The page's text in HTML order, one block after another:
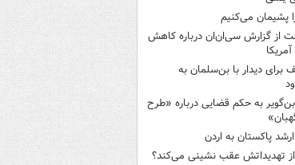
پشیمان می‌کنیم
گزارش سی‌ان‌ان درباره کاهش
برای دیدار با بن‌سلمان به
به حکم قضایی درباره «طرح
پاکستان به اردن
از تهدیداتش عقب نشینی می‌کند؟